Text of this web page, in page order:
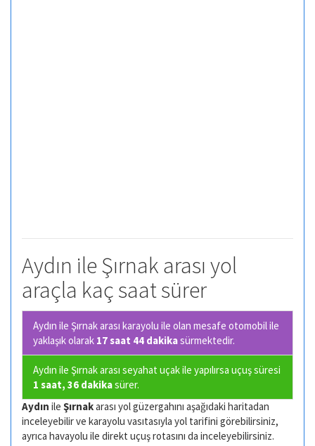
Aydın ile Şırnak arası yol
araçla kaç saat sürer
Aydın ile Şırnak arası karayolu ile olan mesafe otomobil ile
yaklaşık olarak 17 saat 44 dakikasürmektedir.
Aydın ile Şırnak arası seyahat uçak ile yapılırsa uçuş süresi
1 saat, 36 dakikasürer.
Aydın ile Şırnakarası yol güzergahını aşağıdaki haritadan
inceleyebilir ve karayolu vasıtasıyla yol tarifini görebilirsiniz,
ayrıca havayolu ile direkt uçuş rotasını da inceleyebilirsiniz.